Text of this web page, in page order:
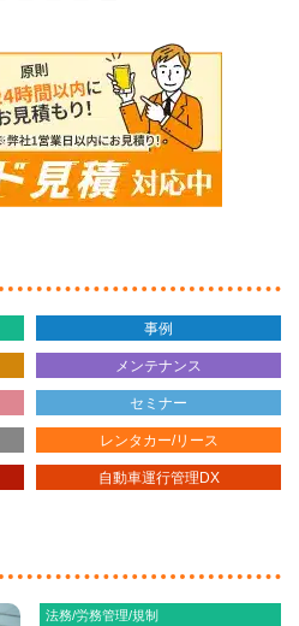
事例
メンテナンス
セミナー
レンタカー/リース
自動車運行管理DX
法務/労務管理/規制